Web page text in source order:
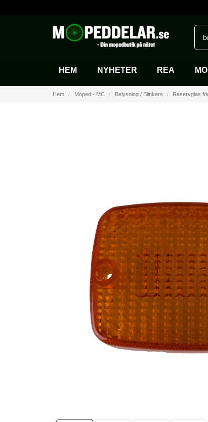
HEM NYHETER REA
Hem Moped - MC Belysning / Blinkers Reservglas